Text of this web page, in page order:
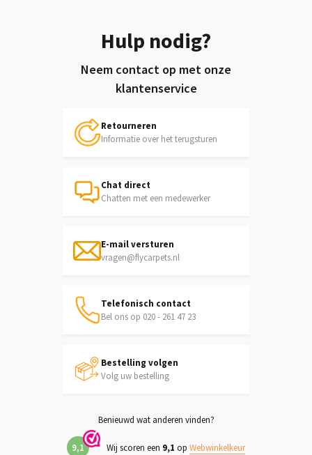
Hulp nodig?
Neem contact op met onze
klantenservice
Retourneren
Informatie over het terugsturen
Chat direct
Chatten met een medewerker
E-mail versturen
vragen@flycarpets.nl
Telefonisch contact
Bel ons op 020 - 261 47 23
Bestelling volgen
Volg uw bestelling
Benieuwd wat anderen vinden?
9,1 Wij scoren een 9,1 op Webwinkelkeur